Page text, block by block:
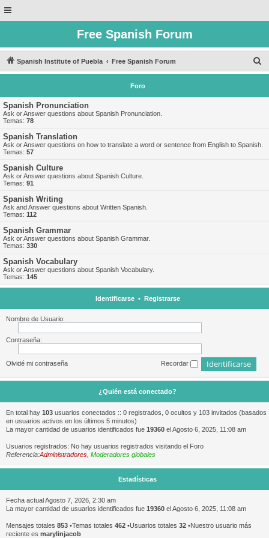
Free Spanish Forum
Spanish Institute of Puebla Free Spanish Forum
u
Foro
Spanish Pronunciation
Ask or Answer questions about Spanish Pronunciation.
Temas: 78
Spanish Translation
Ask or Answer questions on how to translate a word or sentence from English to Spanish.
Temas: 57
Spanish Culture
Ask or Answer questions about Spanish Culture.
Temas: 91
Spanish Writing
Ask and Answer questions about Written Spanish.
Temas: 112
Spanish Grammar
Ask or Answer questions about Spanish Grammar.
Temas: 330
Spanish Vocabulary
Ask or Answer questions about Spanish Vocabulary.
Temas: 145
Identificarse• Registrarse
Nombre de Usuario:
Contraseña:
Olvidé mi contraseña Recordar
¿Quién está conectado?
En total hay 103 usuarios conectados :: 0 registrados, 0 ocultos y 103 invitados (basados
en usuarios activos en los últimos 5 minutos)
La mayor cantidad de usuarios identificados fue 19360 el Agosto 6, 2025, 11:08 am
Usuarios registrados: No hay usuarios registrados visitando el Foro
Referencia:Administradores Moderadores globales
Estadísticas
Fecha actual Agosto 7, 2026, 2:30 am
La mayor cantidad de usuarios identificados fue 19360 el Agosto 6, 2025, 11:08 am
Mensajes totales 853 •Temas totales 462 •Usuarios totales 32 •Nuestro usuario más
reciente es marylinjacob